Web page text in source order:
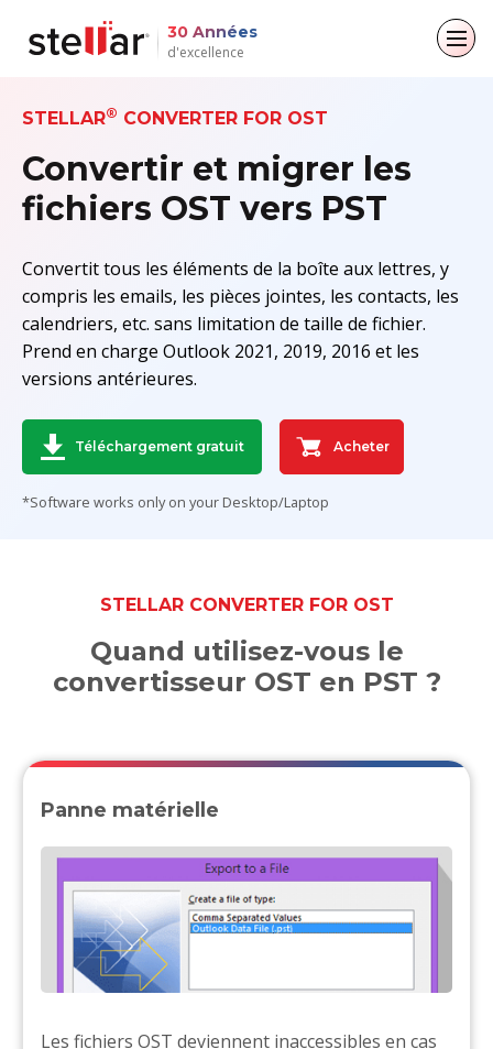
30 Années
d'excellence
Retour au menu principal
Pour les particuliers
Récupération de données
Réparation de fichiers
Effacement des données
Retour au menu principal
Pour les entreprises
Réparation email
Email Converter
File & Database Réparation
Récupération de données
Toolkit
Retour au menu principal
A propos de
Company
Leadership
Couverture médiatique
Communiqués de presse
Retour au menu principal
Ressources
Aide
Blogs
Articles
Videos
STELLAR® CONVERTER FOR OST
Convertir et migrer les
fichiers OST vers PST
Convertit tous les éléments de la boîte aux lettres, y
compris les emails, les pièces jointes, les contacts, les
calendriers, etc. sans limitation de taille de fichier.
Prend en charge Outlook 2021, 2019, 2016 et les
versions antérieures.
Téléchargement gratuit Acheter
*Software works only on your Desktop/Laptop
STELLAR CONVERTER FOR OST
Quand utilisez-vous le
convertisseur OST en PST ?
Panne matérielle
Les fichiers OST deviennent inaccessibles en cas